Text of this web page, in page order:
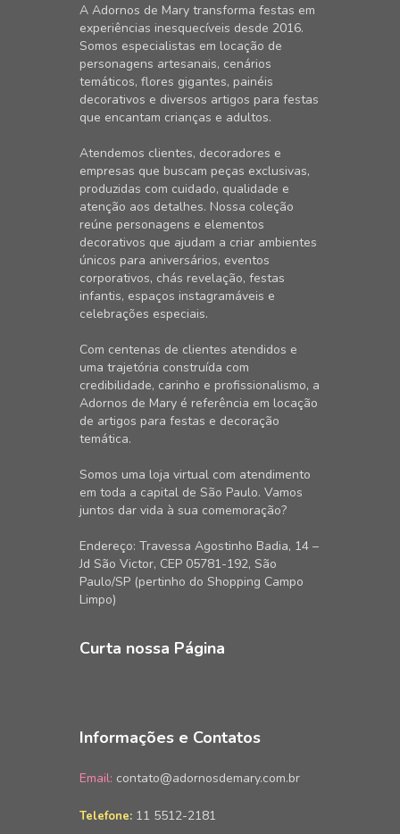
A Adornos de Mary transforma festas em
experiências inesquecíveis desde 2016.
Somos especialistas em locação de
personagens artesanais, cenários
temáticos, flores gigantes, painéis
decorativos e diversos artigos para festas
que encantam crianças e adultos.
Atendemos clientes, decoradores e
empresas que buscam peças exclusivas,
produzidas com cuidado, qualidade e
atenção aos detalhes. Nossa coleção
reúne personagens e elementos
decorativos que ajudam a criar ambientes
únicos para aniversários, eventos
corporativos, chás revelação, festas
infantis, espaços instagramáveis e
celebrações especiais.
Com centenas de clientes atendidos e
uma trajetória construída com
credibilidade, carinho e profissionalismo, a
Adornos de Mary é referência em locação
de artigos para festas e decoração
temática.
Somos uma loja virtual com atendimento
em toda a capital de São Paulo. Vamos
juntos dar vida à sua comemoração?
Endereço: Travessa Agostinho Badia, 14 –
Jd São Victor, CEP 05781-192, São
Paulo/SP (pertinho do Shopping Campo
Limpo)
Curta nossa Página
Informações e Contatos
Email: contato@adornosdemary.com.br
Telefone: 11 5512-2181